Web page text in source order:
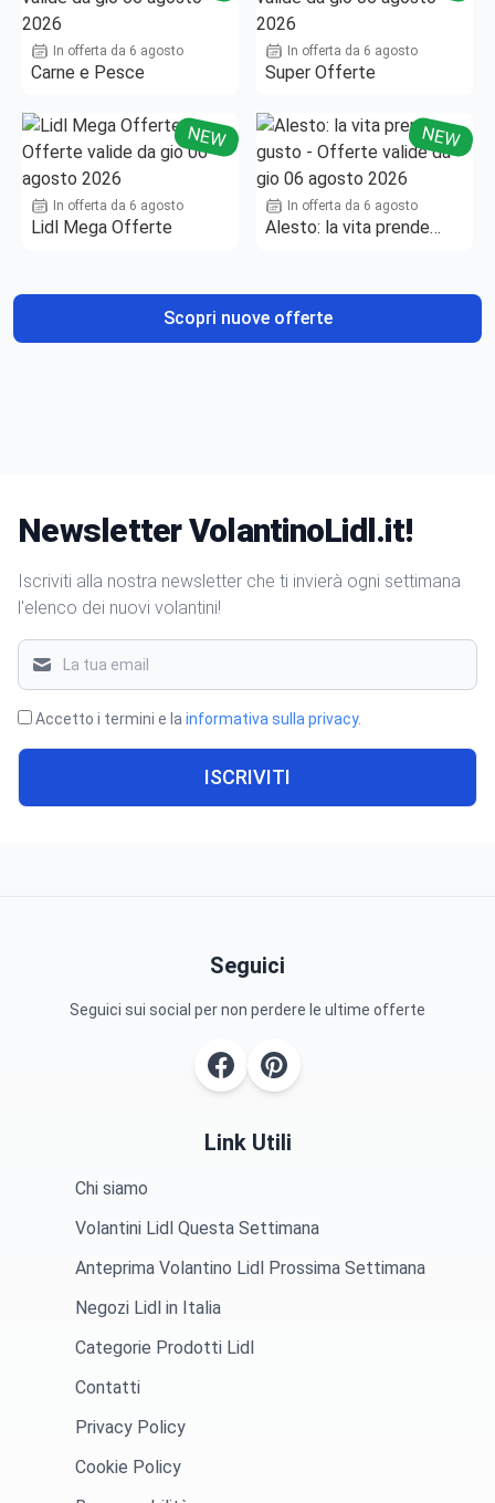
In offerta da 6 agosto
Carne e Pesce
In offerta da 6 agosto
Super Offerte
NEW
In offerta da 6 agosto
Lidl Mega Offerte
NEW
In offerta da 6 agosto
Alesto: la vita prende
Scopri nuove offerte
Newsletter VolantinoLidl.it!
Iscriviti alla nostra newsletter che ti invierà ogni settimana
l'elenco dei nuovi volantini!
Accetto i termini e la informativa sulla privacy.
ISCRIVITI
Seguici
Seguici sui social per non perdere le ultime offerte
Link Utili
Chi siamo
Volantini Lidl Questa Settimana
Anteprima Volantino Lidl Prossima Settimana
Negozi Lidl in Italia
Categorie Prodotti Lidl
Contatti
Privacy Policy
Cookie Policy